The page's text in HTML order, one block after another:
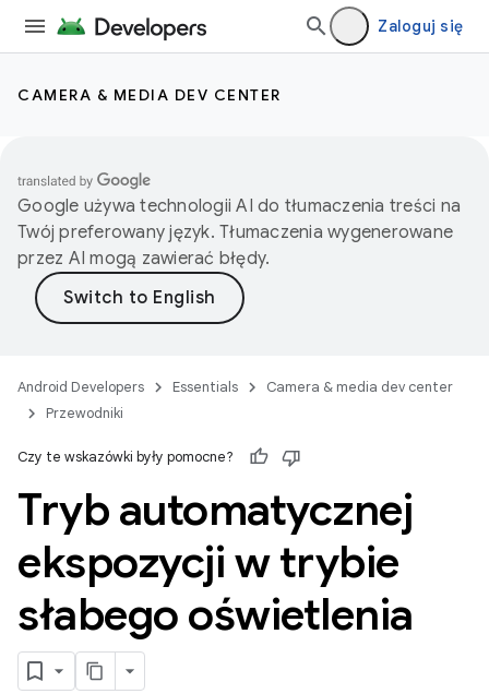
Zaloguj się
CAMERA & MEDIA DEV CENTER
Google używa technologii AI do tłumaczenia treści na
Twój preferowany język. Tłumaczenia wygenerowane
przez AI mogą zawierać błędy.
Android Developers Essentials
Camera & media dev center
Przewodniki
Czy te wskazówki były pomocne?
Tryb automatycznej
ekspozycji w trybie
słabego oświetlenia